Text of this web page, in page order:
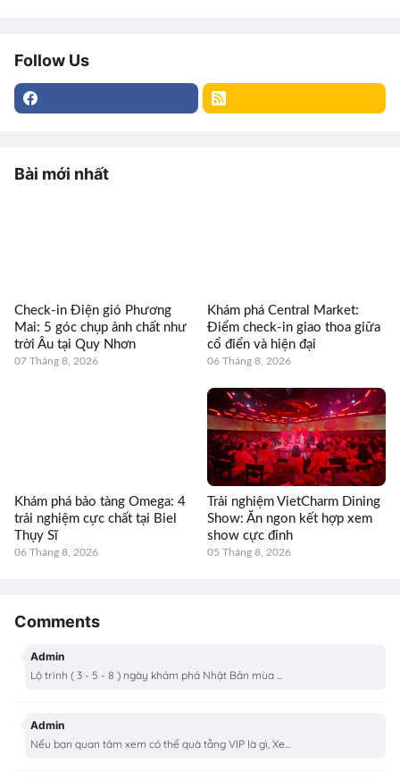
Follow Us
Bài mới nhất
Check-in Điện gió Phương
Mai: 5 góc chụp ảnh chất như
trời Âu tại Quy Nhơn
07 Tháng 8, 2026
Khám phá Central Market:
Điểm check-in giao thoa giữa
cổ điển và hiện đại
06 Tháng 8, 2026
Khám phá bảo tàng Omega: 4
trải nghiệm cực chất tại Biel
Thụy Sĩ
06 Tháng 8, 2026
Trải nghiệm VietCharm Dining
Show: Ăn ngon kết hợp xem
show cực đỉnh
05 Tháng 8, 2026
Comments
Admin
Lộ trình ( 3 - 5 - 8 ) ngày khám phá Nhật Bản mùa ...
Admin
Nếu bạn quan tâm xem có thể quà tằng VIP là gì, Xe...